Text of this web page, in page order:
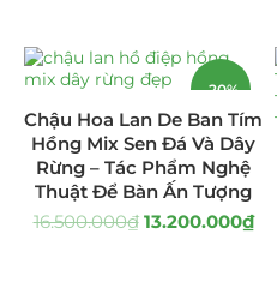
Chậu Sen Đá Mini
Hồ Điệp và Hoa Sen đá
Lan Hồ Điệp Truyền Thống
-20%
Chậu Hoa Lan De Ban Tím
Hồng Mix Sen Đá Và Dây
Rừng – Tác Phẩm Nghệ
Thuật Để Bàn Ấn Tượng
16.500.000₫ 13.200.000₫